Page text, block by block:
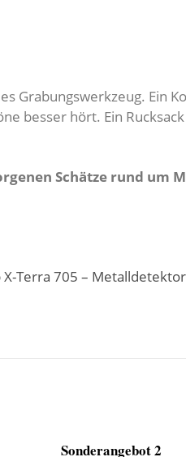
Grabungswerkzeug. Ein
besser hört. Ein
Schätze rund um
X-Terra 705 –
Sonderangebot 2